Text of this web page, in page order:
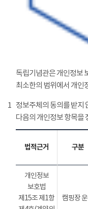
독립기념관은 개인정보
최소한의 범위에서 개인
1 정보주체의 동의를 받지
다음의 개인정보 항목을
법적근거 구분
개인정보
보호법
제15조 제1항
캠핑장